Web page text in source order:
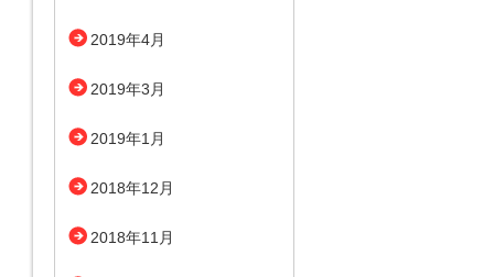
2019年4月
2019年3月
2019年1月
2018年12月
2018年11月